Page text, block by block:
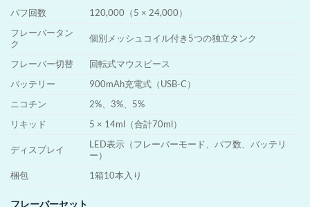
パフ回数
120,000（5 × 24,000）
フレーバータン
ク
個別メッシュコイル付き5つの独立タンク
フレーバー切替
回転式マウスピース
バッテリー
900mAh充電式（USB-C）
ニコチン
2%、3%、5%
リキッド
5 × 14ml（合計70ml）
ディスプレイ
LED表示（フレーバーモード、パフ数、バッテリ
ー）
梱包
1箱10本入り
フレーバーセット